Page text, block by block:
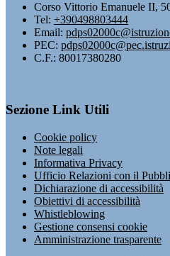
Corso Vittorio Emanuele II,
Tel: +390498803444
Email:
PEC:
C.F.: 80017380280
Sezione Link Utili
Cookie policy
Note legali
Informativa Privacy
Ufficio Relazioni con il
Dichiarazione di accessibilità
Obiettivi di accessibilità
Whistleblowing
Gestione consensi cookie
Amministrazione trasparente